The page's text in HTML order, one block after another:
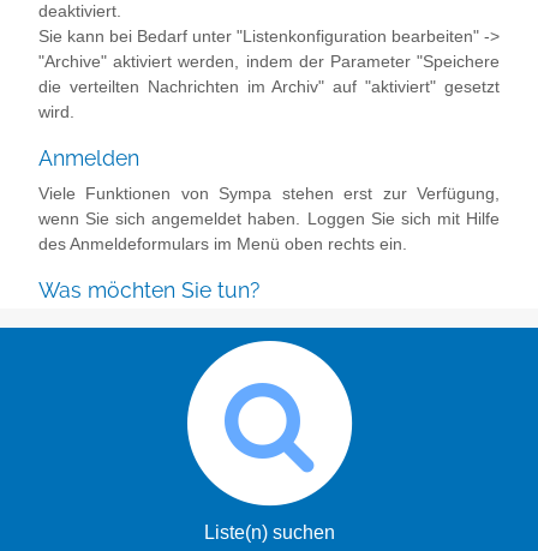
deaktiviert.
Sie kann bei Bedarf unter "Listenkonfiguration bearbeiten" ->
"Archive" aktiviert werden, indem der Parameter "Speichere
die verteilten Nachrichten im Archiv" auf "aktiviert" gesetzt
wird.
Anmelden
Viele Funktionen von Sympa stehen erst zur Verfügung,
wenn Sie sich angemeldet haben. Loggen Sie sich mit Hilfe
des Anmeldeformulars im Menü oben rechts ein.
Was möchten Sie tun?
Liste(n) suchen